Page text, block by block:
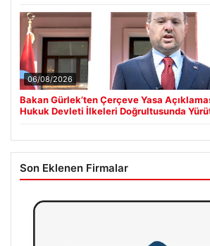
06/08/2026
Bakan Gürlek’ten Çerçeve Yasa
Hukuk Devleti İlkeleri Doğrultusunda
Son Eklenen Firmalar